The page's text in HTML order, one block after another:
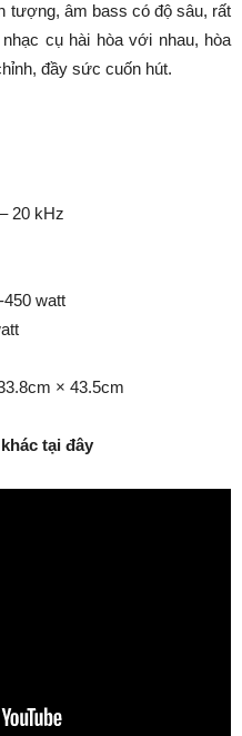
tượng, âm bass có độ sâu, rất
cụ hài hòa với nhau, hòa
đầy sức cuốn hút.
20 kHz
450 watt
× 43.5cm
tại đây